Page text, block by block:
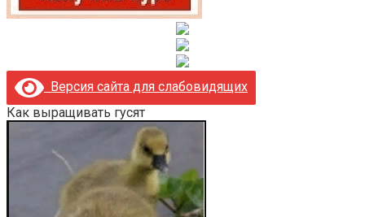
Версия сайта для слабовидящих
Как выращивать гусят